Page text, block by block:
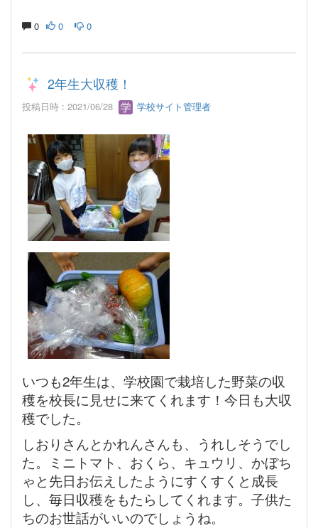
0 0 0
2年生大収穫！
投稿日時 : 2021/06/28 学校サイト管理者
いつも2年生は、学校園で栽培した野菜の収
穫を校長に見せに来てくれます！今日も大収
穫でした。
しおりさんとかれんさんも、うれしそうでし
た。ミニトマト、おくら、キュウリ、かぼち
ゃと先日お伝えしたようにすくすくと成長
し、毎日収穫をもたらしてくれます。子供た
ちのお世話がいいのでしょうね。